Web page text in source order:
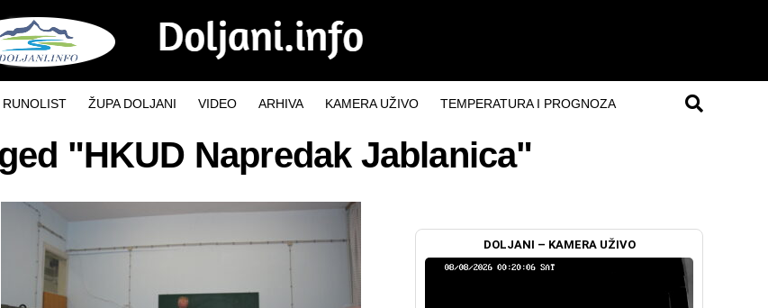
RUNOLIST ŽUPA DOLJANI VIDEO ARHIVA KAMERA UŽIVO TEMPERATURA I PROGNOZA
"HKUD Napredak Jablanica"
DOLJANI – KAMERA UŽIVO